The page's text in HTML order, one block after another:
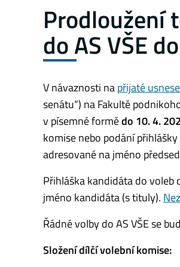
Prodloužení
do AS VŠE
V návaznosti napřijaté
senátu“) na Fakultě
v písemné formědo 10. 4.
komise nebo podání přihlášky
adresované na jméno
Přihláška kandidáta do voleb
jméno kandidáta (s tituly).
Řádné volby do AS VŠE se
Složení dílčí volební komise: